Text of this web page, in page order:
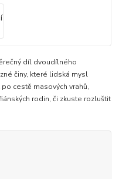
díl dvoudílného
činy, které lidská mysl
cestě masových vrahů,
rodin, či zkuste rozluštit